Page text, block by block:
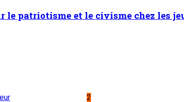
patriotisme et le civisme chez les
2